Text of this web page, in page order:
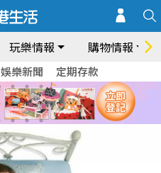
玩樂情報 購物情報
娛樂新聞 定期存款